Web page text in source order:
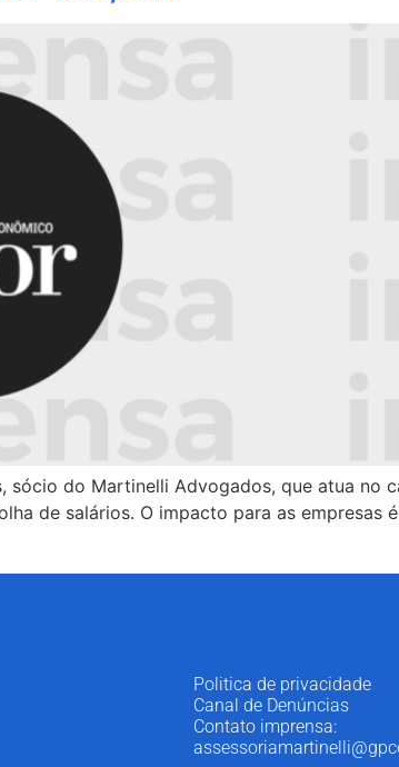
do Martinelli Advogados, que atua no
de salários. O impacto para as empresas é
Politica de privacidade
Canal de Denúncias
Contato imprensa: